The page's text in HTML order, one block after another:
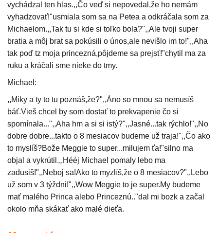
vychádzal ten hlas.,,Čo veď si nepovedal,že ho nemám
vyhadzovať!"usmiala som sa na Petea a odkráčala som za
Michaelom.,,Tak tu si kde si toľko bola?",,Ale tvoji super
bratia a môj brat sa pokúsili o únos,ale nevišlo im to!",,Aha
tak poď tz moja princezná,pôjdeme sa prejsť!"chytil ma za
ruku a kráčali sme nieke do tmy.
Michael:
,,Miky a ty to tu poznáš,že?",,Áno so mnou sa nemusíš
báť.Vieš chcel by som dostať to prekvapenie čo si
spomínala...",,Aha hm a si si istý?",,Jasné...tak rýchlo!",,No
dobre dobre...takto o 8 mesiacov budeme už traja!",,Čo ako
to myslíš?Bože Meggie to super...milujem ťa!"silno ma
objal a vykrútil.,,Hééj Michael pomaly lebo ma
zadusiš!",,Neboj sa!Ako to myzlíš,že o 8 mesiacov?",,Lebo
už som v 3 týždni!",,Wow Meggie to je super.My budeme
mať malého Princa alebo Princeznú.."dal mi bozk a začal
okolo mňa skákať ako malé dieťa.